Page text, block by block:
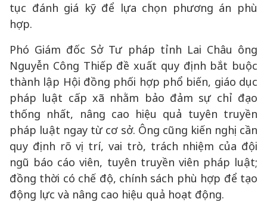
tục đánh giá kỹ để lựa chọn phương án phù
hợp.
Phó Giám đốc Sở Tư pháp tỉnh Lai Châu ông
Nguyễn Công Thiếp đề xuất quy định bắt buộc
thành lập Hội đồng phối hợp phổ biến, giáo dục
pháp luật cấp xã nhằm bảo đảm sự chỉ đạo
thống nhất, nâng cao hiệu quả tuyên truyền
pháp luật ngay từ cơ sở. Ông cũng kiến nghị cần
quy định rõ vị trí, vai trò, trách nhiệm của đội
ngũ báo cáo viên, tuyên truyền viên pháp luật;
đồng thời có chế độ, chính sách phù hợp để tạo
động lực và nâng cao hiệu quả hoạt động.